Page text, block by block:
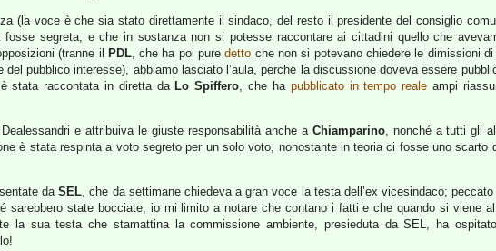
(la voce è che sia stato direttamente il sindaco, del resto il presidente del consiglio
segreta, e che in sostanza non si potesse raccontare ai cittadini quello che
(tranne il
PDL, che ha poi puredetto che non si potevano chiedere le dimissioni
del pubblico interesse), abbiamo lasciato l’aula, perché la discussione doveva essere
stata raccontata in diretta da Lo Spiffero, che ha pubblicato in tempo reale ampi
e attribuiva le giuste responsabilità anche a Chiamparino, nonché a tutti gli
è stata respinta a voto segreto per un solo voto, nonostante in teoria ci fosse uno scarto
daSEL, che da settimane chiedeva a gran voce la testa dell’ex vicesindaco;
sarebbero state bocciate, io mi limito a notare che contano i fatti e che quando si viene
la sua testa che stamattina la commissione ambiente, presieduta da SEL, ha